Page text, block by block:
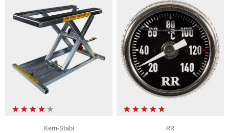
Kern-Stabi
RR